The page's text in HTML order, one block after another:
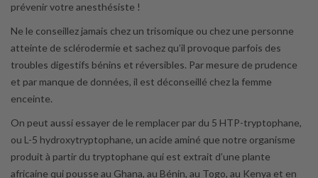
prévenir votre anesthésiste !
Ne le conseillez jamais chez un trisomique ou chez une personne
atteinte de sclérodermie et sachez qu’il provoque parfois des
troubles digestifs bénins et réversibles. Par mesure de prudence
et par manque de données, il est déconseillé chez la femme
enceinte.
On peut aussi essayer de le remplacer par du 5 HTP-tryptophane,
ou L-5 hydroxytryptophane, un acide aminé que notre organisme
produit à partir du tryptophane qui est extrait d’une plante
africaine qui pousse au Ghana, au Bénin, au Togo, au Kenya et en